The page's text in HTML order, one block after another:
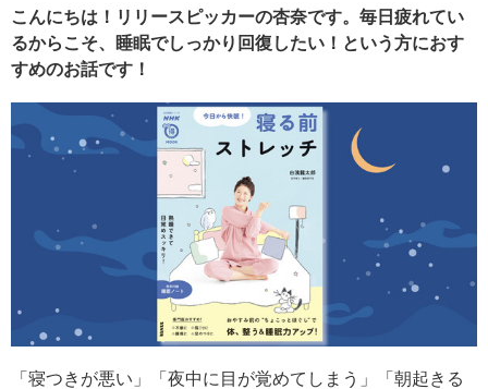
こんにちは！リリースピッカーの杏奈です。毎日疲れてい
るからこそ、睡眠でしっかり回復したい！という方におす
すめのお話です！
「寝つきが悪い」「夜中に目が覚めてしまう」「朝起きる